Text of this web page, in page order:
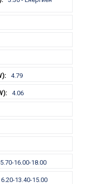
4.79
4.06
5.70-16.00-18.00
6.20-13.40-15.00